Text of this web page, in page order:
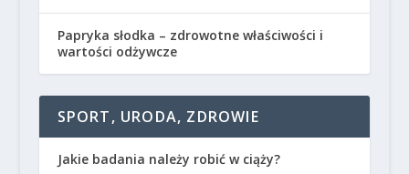
Papryka słodka – zdrowotne właściwości i
wartości odżywcze
SPORT, URODA, ZDROWIE
Jakie badania należy robić w ciąży?